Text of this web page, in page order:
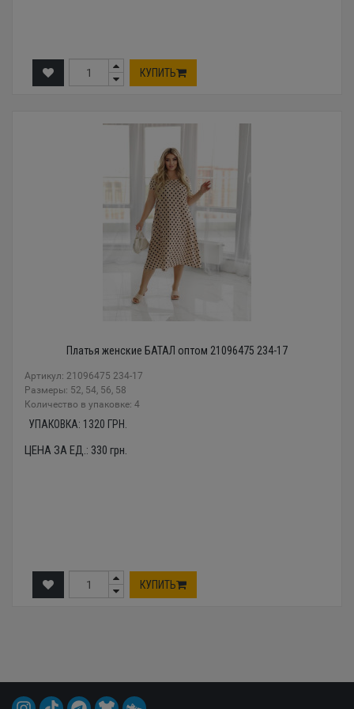
КУПИТЬ
Платья женские БАТАЛ оптом 21096475 234-17
Артикул: 21096475 234-17
Размеры: 52, 54, 56, 58
Количество в упаковке: 4
УПАКОВКА: 1320 ГРН.
ЦЕНА ЗА ЕД.: 330 грн.
КУПИТЬ